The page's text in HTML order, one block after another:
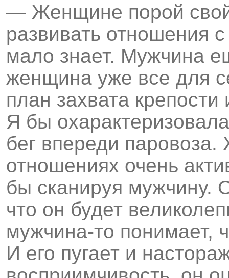
— Женщине порой
развивать отношения
мало знает. Мужчина
женщина уже все для
план захвата
Я бы
бег впереди
отношениях очень
бы сканируя мужчину.
что он будет
мужчина-то понимает,
И его пугает и